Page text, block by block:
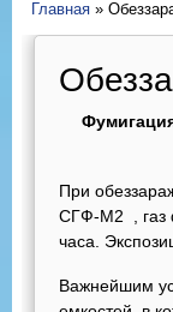
Главная »
При
СГФ-М2 , газ
часа.
Важнейшим